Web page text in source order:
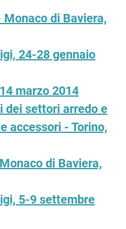
di Baviera,
24-28 gennaio
marzo 2014
dei settori arredo e
accessori - Torino,
di Baviera,
5-9 settembre